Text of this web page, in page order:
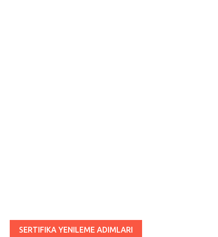
SERTIFIKA YENILEME ADIMLARI